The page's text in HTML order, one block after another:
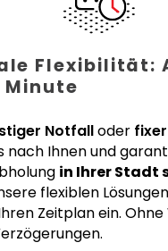
Flexibilität:
Notfalloder
nach Ihnen und
in Ihrer Stadt
flexiblen
Zeitplan ein.